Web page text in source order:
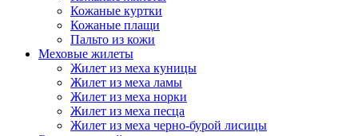
Кожаные куртки
Кожаные плащи
Пальто из кожи
Меховые жилеты
Жилет из меха куницы
Жилет из меха ламы
Жилет из меха норки
Жилет из меха песца
Жилет из меха черно-бурой лисицы